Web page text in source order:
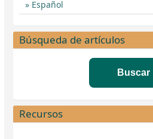
Español
Búsqueda de artículos
Buscar
Recursos